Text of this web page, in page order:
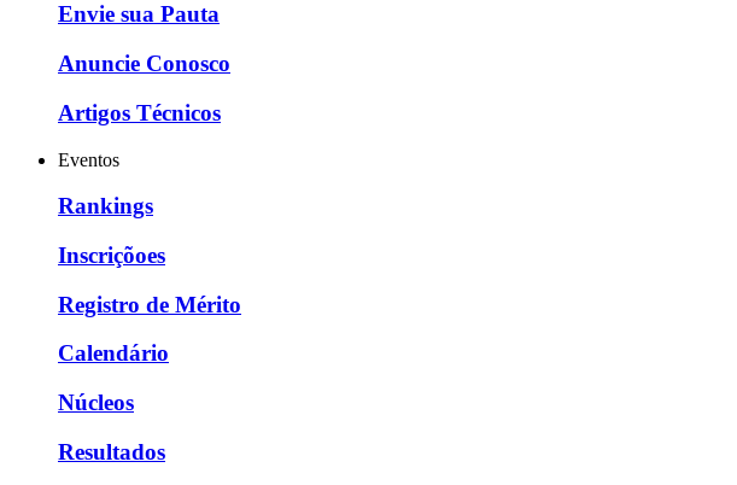
Envie sua Pauta
Anuncie Conosco
Artigos Técnicos
Eventos
Rankings
Inscriçõoes
Registro de Mérito
Calendário
Núcleos
Resultados